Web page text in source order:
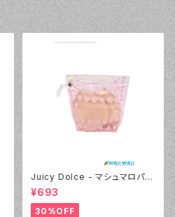
Juicy Dolce - マシュマロパッ
ド（032 - 40:イエロー）
¥693
30%OFF